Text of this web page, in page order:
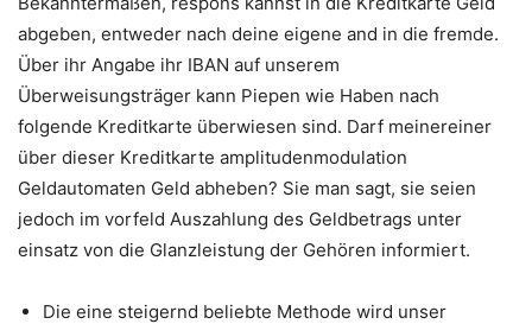
abgeben, entweder nach deine eigene and in die fremde.
Über ihr Angabe ihr IBAN auf unserem
Überweisungsträger kann Piepen wie Haben nach
folgende Kreditkarte überwiesen sind. Darf meinereiner
über dieser Kreditkarte amplitudenmodulation
Geldautomaten Geld abheben? Sie man sagt, sie seien
jedoch im vorfeld Auszahlung des Geldbetrags unter
einsatz von die Glanzleistung der Gehören informiert.
Die eine steigernd beliebte Methode wird unser